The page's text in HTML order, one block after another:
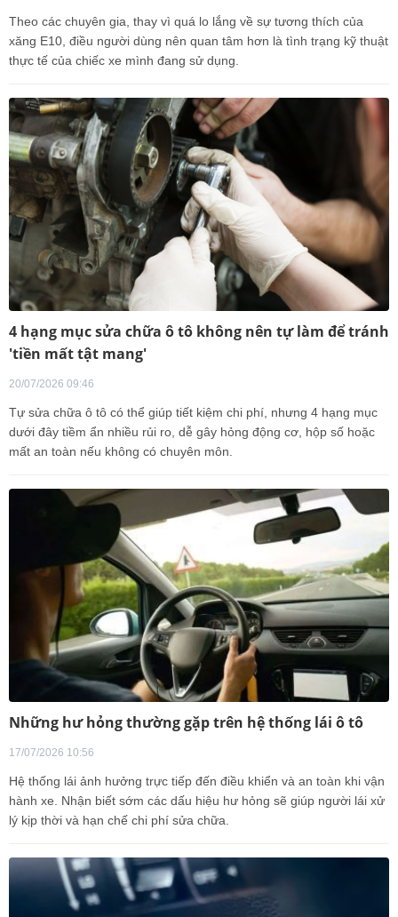
Theo các chuyên gia, thay vì quá lo lắng về sự tương thích của
xăng E10, điều người dùng nên quan tâm hơn là tình trạng kỹ thuật
thực tế của chiếc xe mình đang sử dụng.
4 hạng mục sửa chữa ô tô không nên tự làm để tránh
'tiền mất tật mang'
20/07/2026 09:46
Tự sửa chữa ô tô có thể giúp tiết kiệm chi phí, nhưng 4 hạng mục
dưới đây tiềm ẩn nhiều rủi ro, dễ gây hỏng động cơ, hộp số hoặc
mất an toàn nếu không có chuyên môn.
Những hư hỏng thường gặp trên hệ thống lái ô tô
17/07/2026 10:56
Hệ thống lái ảnh hưởng trực tiếp đến điều khiển và an toàn khi vận
hành xe. Nhận biết sớm các dấu hiệu hư hỏng sẽ giúp người lái xử
lý kịp thời và hạn chế chi phí sửa chữa.